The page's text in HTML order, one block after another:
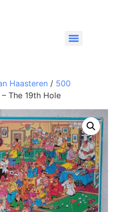
Haasteren / 500
The 19th Hole